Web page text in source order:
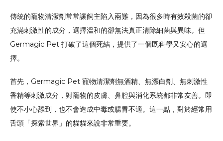
傳統的寵物清潔劑常常讓飼主陷入兩難，因為很多時有效殺菌的卻
充滿刺激性的成分，選擇溫和的卻無法真正清除細菌與異味。但
Germagic Pet 打破了這個死結，提供了一個既科學又安心的選
擇。
首先，Germagic Pet 寵物清潔劑無酒精、無漂白劑、無刺激性
香精等刺激成分，對寵物的皮膚、鼻腔與消化系統都非常友善。即
使不小心舔到，也不會造成中毒或腸胃不適。這一點，對於經常用
舌頭「探索世界」的貓貓來說非常重要。